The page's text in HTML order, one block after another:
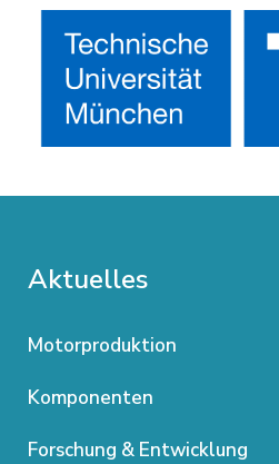
Aktuelles
Motorproduktion
Komponenten
Forschung & Entwicklung